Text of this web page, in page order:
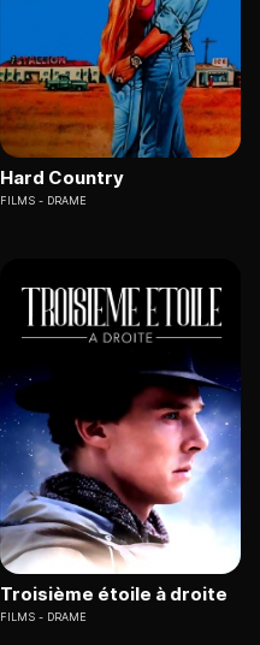
Hard Country
FILMS DRAME
Troisième étoile à droite
FILMS DRAME